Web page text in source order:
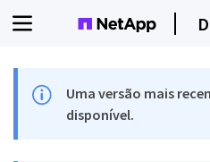
Uma versão mais
disponível.